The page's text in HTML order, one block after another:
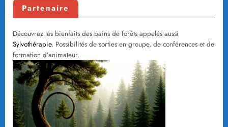
Partenaire
Découvrez les bienfaits des bains de forêts appelés aussi
Sylvothérapie. Possibilités de sorties en groupe, de conférences et de
formation d’animateur.